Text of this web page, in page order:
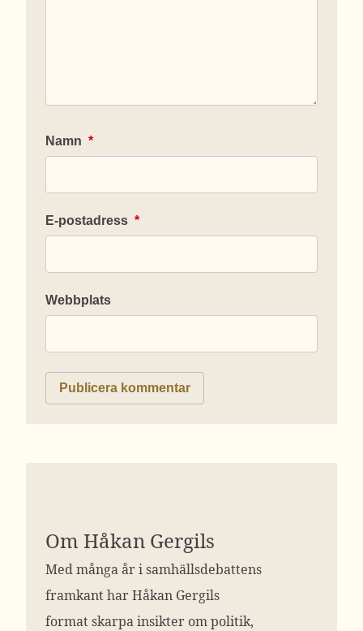
Namn *
E-postadress *
Webbplats
Om Håkan Gergils
Med många år i samhällsdebattens
framkant har Håkan Gergils
format skarpa insikter om politik,